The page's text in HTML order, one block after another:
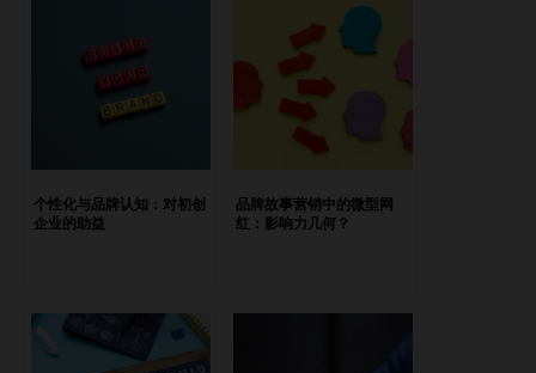
引人注目的方面。 广泛的区域覆盖：“New In Asia”在整个亚
洲拥有多样化的受众，确保您的故事能够传递给正确的人，包
括投资者、潜在合作伙伴和客户。 专业支持：“New In
Asia”的经验丰富的记者和内容创作者团队紧密合作，为企业
打造能够引起媒体和目标受众共鸣的叙述。 增强媒体报道效
果的其他策略 为进一步提高获得媒体关注的机会，您还可以
考虑实施以下策略： 利用社交媒体平台积极在社交媒体平台
上与记者和媒体机构互动。分享他们的内容，评论他们的帖
字营销增强线上影响力 如何利用微型网红讲述品牌故事 举办
有新闻价值的活动组织活动、产品发布会或社区项目，确保这
个性化与品牌认知：对初创
企业的助益
品牌故事营销中的微型网
红：影响力几何？